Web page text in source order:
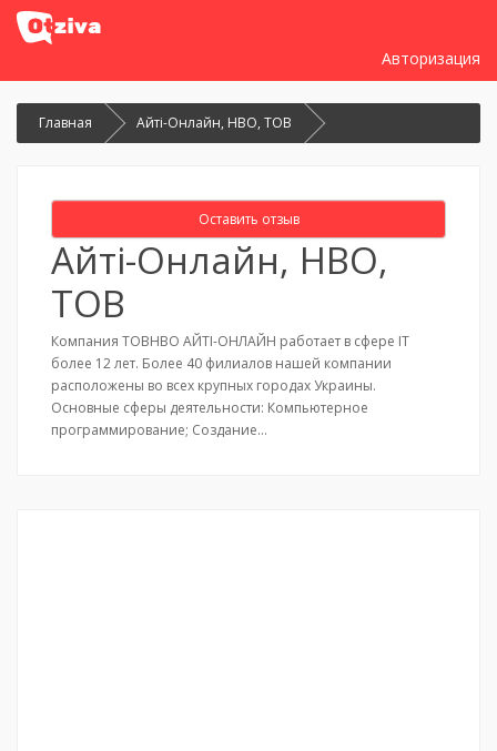
Авторизация
Главная Айті-Онлайн, НВО, ТОВ
Оставить отзыв
Айті-Онлайн, НВО,
ТОВ
Компания ТОВНВО АЙТІ-ОНЛАЙН работает в сфере IT
более 12 лет. Более 40 филиалов нашей компании
расположены во всех крупных городах Украины.
Основные сферы деятельности: Компьютерное
программирование; Создание…